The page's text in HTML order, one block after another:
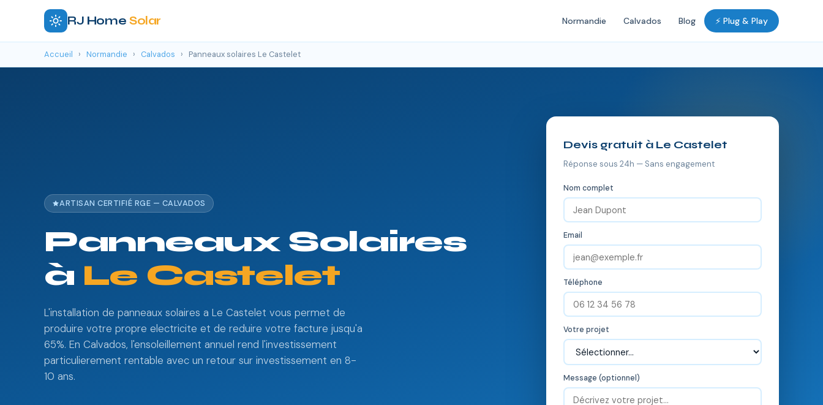
RJ Home Solar Normandie Calvados Blog ⚡ Plug & Play
Accueil › Normandie › Calvados › Panneaux solaires Le Castelet
ARTISAN CERTIFIÉ RGE — CALVADOS
Panneaux Solaires
à Le Castelet
L'installation de panneaux solaires a Le Castelet vous permet de
produire votre propre electricite et de reduire votre facture jusqu'a
65%. En Calvados, l'ensoleillement annuel rend l'investissement
particulierement rentable avec un retour sur investissement en 8-
10 ans.
Devis gratuit à Le Castelet
Réponse sous 24h — Sans engagement
Nom complet
Email
Téléphone
Votre projet
Message (optionnel)